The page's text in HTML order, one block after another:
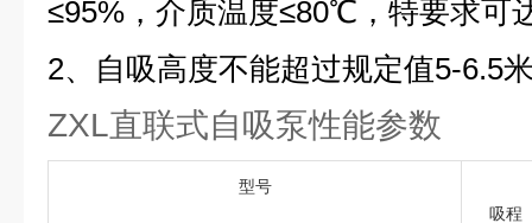
≤95%，介质温度≤80℃，特要求可
2、自吸高度不能超过规定值5-6.5
ZXL直联式自吸泵性能参数
型号
吸程